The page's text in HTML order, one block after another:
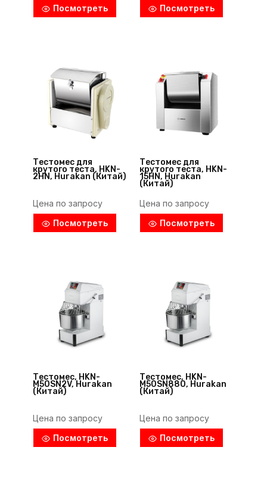
Посмотреть Посмотреть
Тестомес для
крутого теста, HKN-
2HN, Hurakan (Китай)
Цена по запросу
Посмотреть
Тестомес для
крутого теста, HKN-
15HN, Hurakan
(Китай)
Цена по запросу
Посмотреть
Тестомес, HKN-
M50SN2V, Hurakan
(Китай)
Цена по запросу
Посмотреть
Тестомес, HKN-
M50SN880, Hurakan
(Китай)
Цена по запросу
Посмотреть